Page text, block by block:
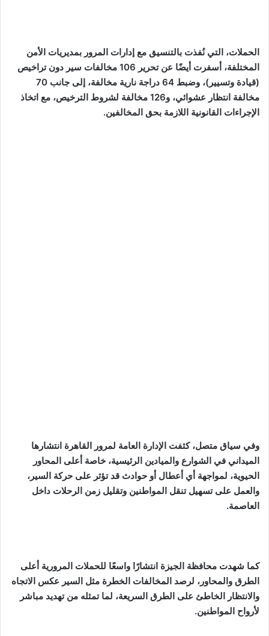
الحملات، التي نُفذت بالتنسيق مع إدارات المرور بمديريات الأمن
المختلفة، أسفرت أيضًا عن تحرير 106 مخالفات سير دون تراخيص
(قيادة وتسيير)، وضبط 64 دراجة نارية مخالفة، إلى جانب 70
مخالفة انتظار عشوائي، و126 مخالفة لشروط الترخيص، مع اتخاذ
الإجراءات القانونية اللازمة بحق المخالفين.
وفي سياق متصل، كثفت الإدارة العامة لمرور القاهرة انتشارها
الميداني في الشوارع والميادين الرئيسية، خاصة أعلى المحاور
الحيوية، لمواجهة أي أعطال أو حوادث قد تؤثر على حركة السير،
والعمل على تسهيل تنقل المواطنين وتقليل زمن الرحلات داخل
العاصمة.
كما شهدت محافظة الجيزة انتشارًا واسعًا للحملات المرورية أعلى
الطرق والمحاور، لرصد المخالفات الخطرة مثل السير عكس الاتجاه
والانتظار الخاطئ على الطرق السريعة، لما تمثله من تهديد مباشر
لأرواح المواطنين.